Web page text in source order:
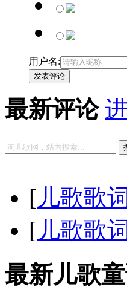
用户名:
发表评论
最新评论
[ 儿歌歌
[ 儿歌歌
最新儿歌